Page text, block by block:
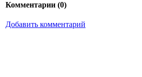
Комментарии (0)
Добавить комментарий